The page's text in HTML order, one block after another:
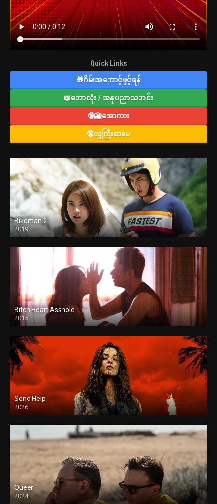
Quick Links
🎁ဂိမ်းအကောင့်ဖွင့်ရန်
📖ဘောလုံး / အနုပညာသတင်း
🔞🎦အောကား
🔞လူကြီးစာပေ
Bikeman 2
2019
Bitch Heart Asshole
2015
Send Help
2026
Queer
2024